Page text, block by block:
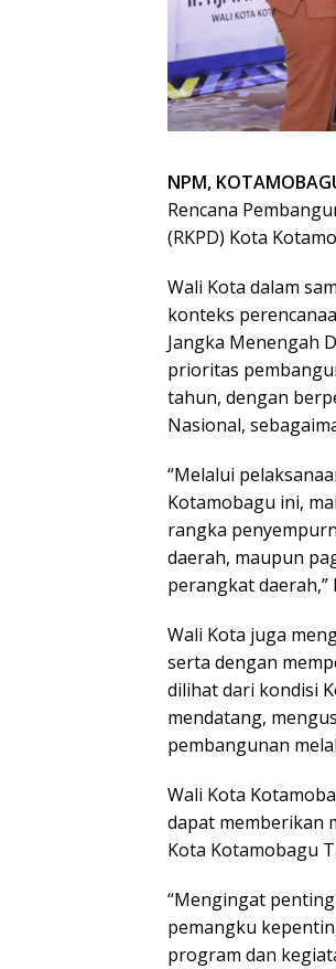
NPM,
Rencana
(RKPD) Kota
Wali Kota dalam
konteks
Jangka Menengah
prioritas
tahun, dengan
Nasional,
“Melalui
Kotamobagu ini,
rangka
daerah, maupun
perangkat daerah,”
Wali Kota juga
serta dengan
dilihat dari kondisi
mendatang,
pembangunan
Wali Kota
dapat memberikan
Kota Kotamobagu
“Mengingat
pemangku
program dan